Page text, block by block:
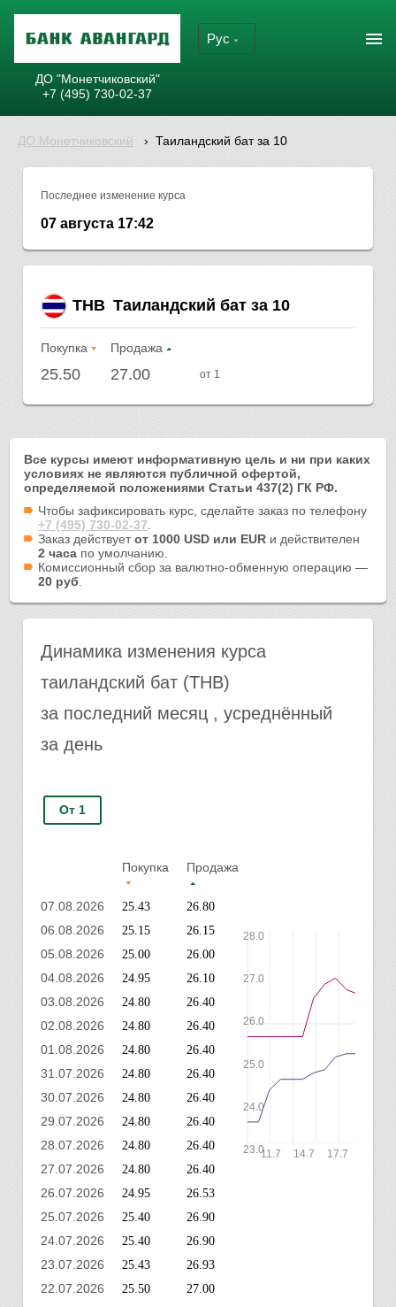
Рус
ДО "Монетчиковский"
+7 (495) 730-02-37
ДО Монетчиковский › Таиландский бат за 10
Последнее изменение курса
07 августа 17:42
THB Таиландский бат за 10
Покупка Продажа
25.50 27.00 от 1
Все курсы имеют информативную цель и ни при каких
условиях не являются публичной офертой,
определяемой положениями Статьи 437(2) ГК РФ.
Чтобы зафиксировать курс, сделайте заказ по телефону
+7 (495) 730-02-37
Заказ действуетот 1000 USD или EUR и действителен
2 часа по умолчанию.
Комиссионный сбор за валютно-обменную операцию —
20 руб
Динамика изменения курса
таиландский бат (THB)
за последний месяц , усреднённый
за день
От 1
Покупка Продажа
07.08.2026 25.43 26.80
06.08.2026 25.15 26.15
05.08.2026 25.00 26.00
04.08.2026 24.95 26.10
03.08.2026 24.80 26.40
02.08.2026 24.80 26.40
01.08.2026 24.80 26.40
31.07.2026 24.80 26.40
30.07.2026 24.80 26.40
29.07.2026 24.80 26.40
28.07.2026 24.80 26.40
27.07.2026 24.80 26.40
26.07.2026 24.95 26.53
25.07.2026 25.40 26.90
24.07.2026 25.40 26.90
23.07.2026 25.43 26.93
22.07.2026 25.50 27.00
11.7 14.7 17.7
23.0
24.0
25.0
26.0
27.0
28.0